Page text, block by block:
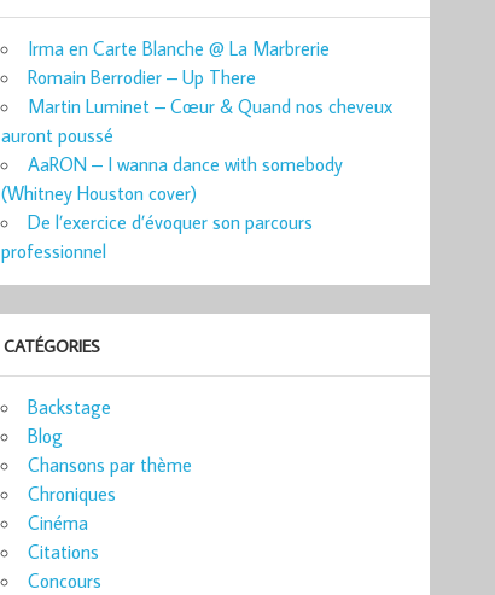
Irma en Carte Blanche @ La Marbrerie
Romain Berrodier – Up There
Martin Luminet – Cœur & Quand nos cheveux
auront poussé
AaRON – I wanna dance with somebody
(Whitney Houston cover)
De l’exercice d’évoquer son parcours
professionnel
CATÉGORIES
Backstage
Blog
Chansons par thème
Chroniques
Cinéma
Citations
Concours